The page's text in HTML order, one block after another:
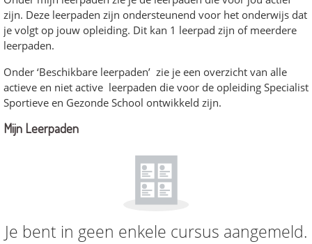
zijn. Deze leerpaden zijn ondersteunend voor het onderwijs dat
je volgt op jouw opleiding. Dit kan 1 leerpad zijn of meerdere
leerpaden.
Onder ‘Beschikbare leerpaden’ zie je een overzicht van alle
actieve en niet active leerpaden die voor de opleiding Specialist
Sportieve en Gezonde School ontwikkeld zijn.
Mijn Leerpaden overslaan
Mijn Leerpaden
Je bent in geen enkele cursus aangemeld.